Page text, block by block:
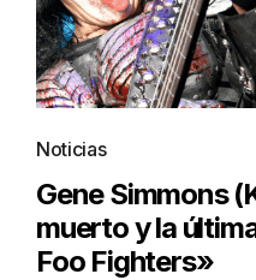
Noticias
Gene Simmons
muerto y la
Foo Fighters»